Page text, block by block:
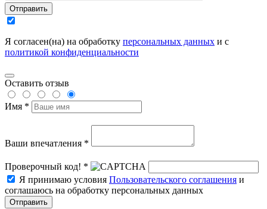
Отправить
Я согласен(на) на обработку персональных данных и с
политикой конфиденциальности
Оставить отзыв
Имя *
Ваши впечатления *
Проверочный код! *
Я принимаю условия Пользовательского соглашения и
соглашаюсь на обработку персональных данных
Отправить